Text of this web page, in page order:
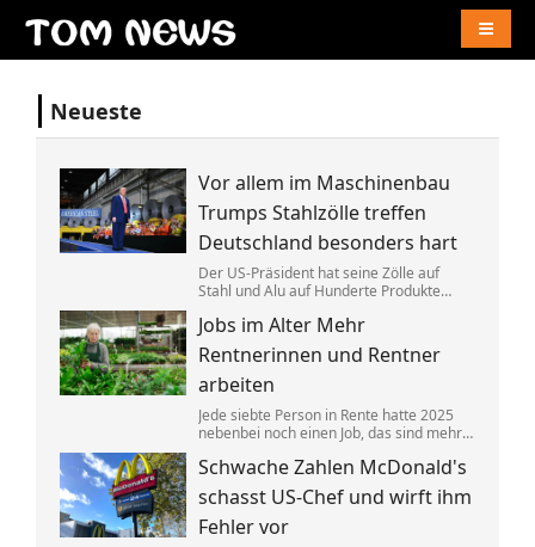
Neueste
Vor allem im Maschinenbau
Trumps Stahlzölle treffen
Deutschland besonders hart
Der US-Präsident hat seine Zölle auf
Stahl und Alu auf Hunderte Produkte
überproportional, zeigt eine neue
Auswertung. China umgeht das offenbar
mit einem Trick.
Jobs im Alter Mehr
Rentnerinnen und Rentner
arbeiten
Jede siebte Person in Rente hatte 2025
nebenbei noch einen Job, das sind mehr
Arbeitgeberverbände »fassungslos«,
dass einige Ministerpräsidenten die
»Rente mit 63« nun doch behalten wollen.
Schwache Zahlen McDonald's
schasst US-Chef und wirft ihm
Fehler vor